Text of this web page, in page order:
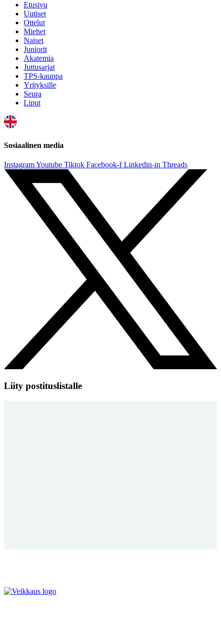
Etusivu
Uutiset
Ottelut
Miehet
Naiset
Juniorit
Akatemia
Juttusarjat
TPS-kauppa
Yrityksille
Seura
Liput
Sosiaalinen media
InstagramYoutube Tiktok Facebook-f Linkedin-in Threads
Liity postituslistalle